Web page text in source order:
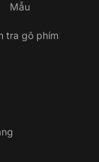
Mẫu
tra gõ phím